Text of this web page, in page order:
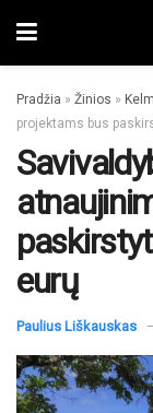
Pradžia » Žinios »
projektams bus
eurų
Paulius Liškauskas